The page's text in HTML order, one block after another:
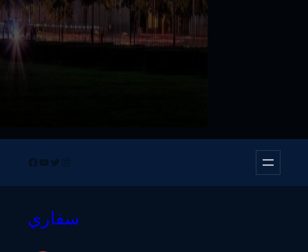
Facebook
YouTube
TwitterInstagram
سفاري